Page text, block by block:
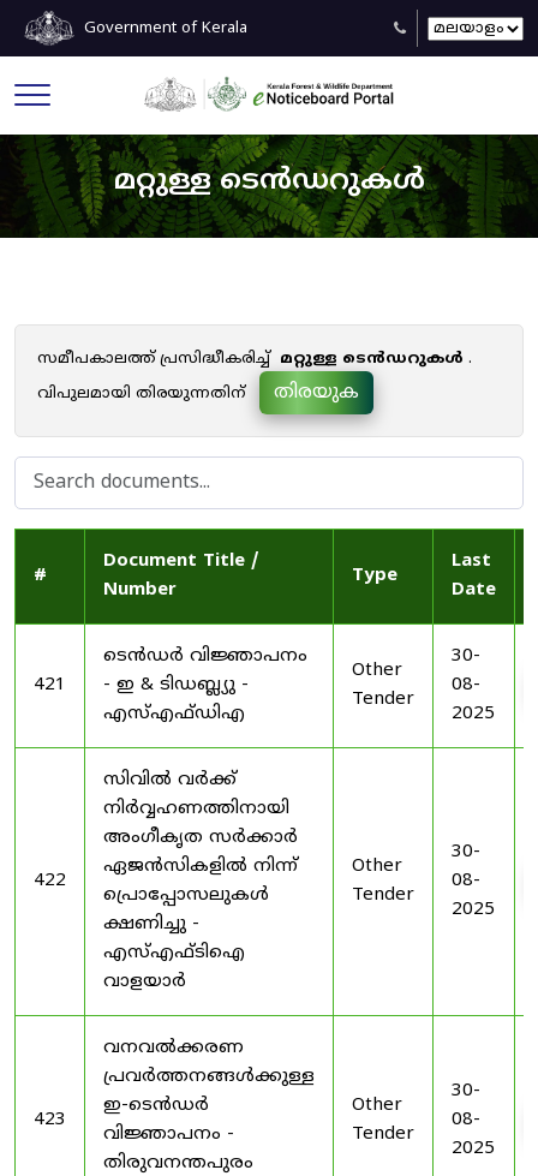
Government of Kerala
മറ്റുള്ള ടെൻഡറുകൾ
സമീപകാലത്ത് പ്രസിദ്ധീകരിച്ച് മറ്റുള്ള ടെൻഡറുകൾ .
വിപുലമായി തിരയുന്നതിന്
തിരയുക
#
Document Title /
Number
Type
Last
Date
421
ടെൻഡർ വിജ്ഞാപനം
- ഇ & ടിഡബ്ല്യു -
എസ്എഫ്ഡിഎ
Other
Tender
30-
08-
2025
422
സിവിൽ വർക്ക്
നിർവ്വഹണത്തിനായി
അംഗീകൃത സർക്കാർ
ഏജൻസികളിൽ നിന്ന്
പ്രൊപ്പോസലുകൾ
ക്ഷണിച്ചു -
എസ്എഫ്ടിഐ
വാളയാർ
Other
Tender
30-
08-
2025
423
വനവൽക്കരണ
പ്രവർത്തനങ്ങൾക്കുള്ള
ഇ-ടെൻഡർ
വിജ്ഞാപനം -
തിരുവനന്തപുരം
Other
Tender
30-
08-
2025